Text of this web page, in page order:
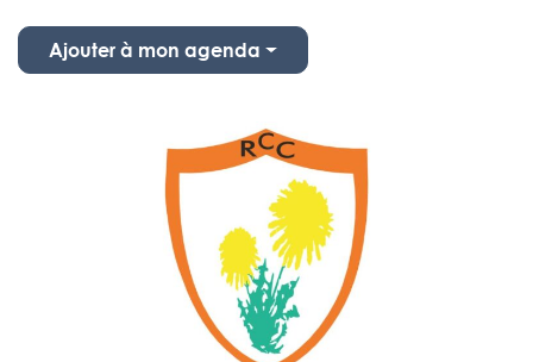
Ajouter à mon agenda